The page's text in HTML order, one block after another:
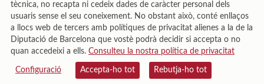
Área de Cultura – Gerència de Serveis de Biblioteques. Zamora, 73. 08018 Barcelona. Tel:
943 022 222.
© Il·lustracions: Txesco Montalt · Esther Pradell · Agustín Comotto · David Maynar · Pam
tècnica, no recapta ni cedeix dades de caràcter personal dels
usuaris sense el seu coneixement. No obstant això, conté enllaços
a llocs web de tercers amb polítiques de privacitat alienes a la de la
Diputació de Barcelona que vostè podrà decidir si accepta o no
quan accedeixi a ells. Consulteu la nostra política de privacitat
Configuració Accepta-ho tot Rebutja-ho tot